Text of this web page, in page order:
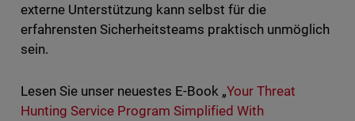
externe Unterstützung kann selbst für die
erfahrensten Sicherheitsteams praktisch unmöglich
sein.
Lesen Sie unser neuestes E-Book „Your Threat
Hunting Service Program Simplified With